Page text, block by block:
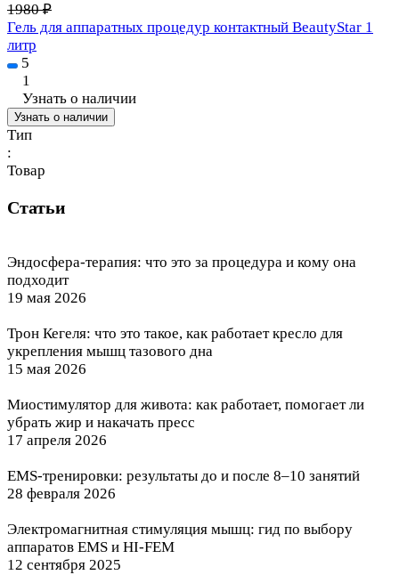
1980 ₽
Гель для аппаратных процедур контактный BeautyStar 1
литр
5
1
Узнать о наличии
Узнать о наличии
Тип
:
Товар
Статьи
Эндосфера-терапия: что это за процедура и кому она
подходит
19 мая 2026
Трон Кегеля: что это такое, как работает кресло для
укрепления мышц тазового дна
15 мая 2026
Миостимулятор для живота: как работает, помогает ли
убрать жир и накачать пресс
17 апреля 2026
EMS-тренировки: результаты до и после 8–10 занятий
28 февраля 2026
Электромагнитная стимуляция мышц: гид по выбору
аппаратов EMS и HI-FEM
12 сентября 2025